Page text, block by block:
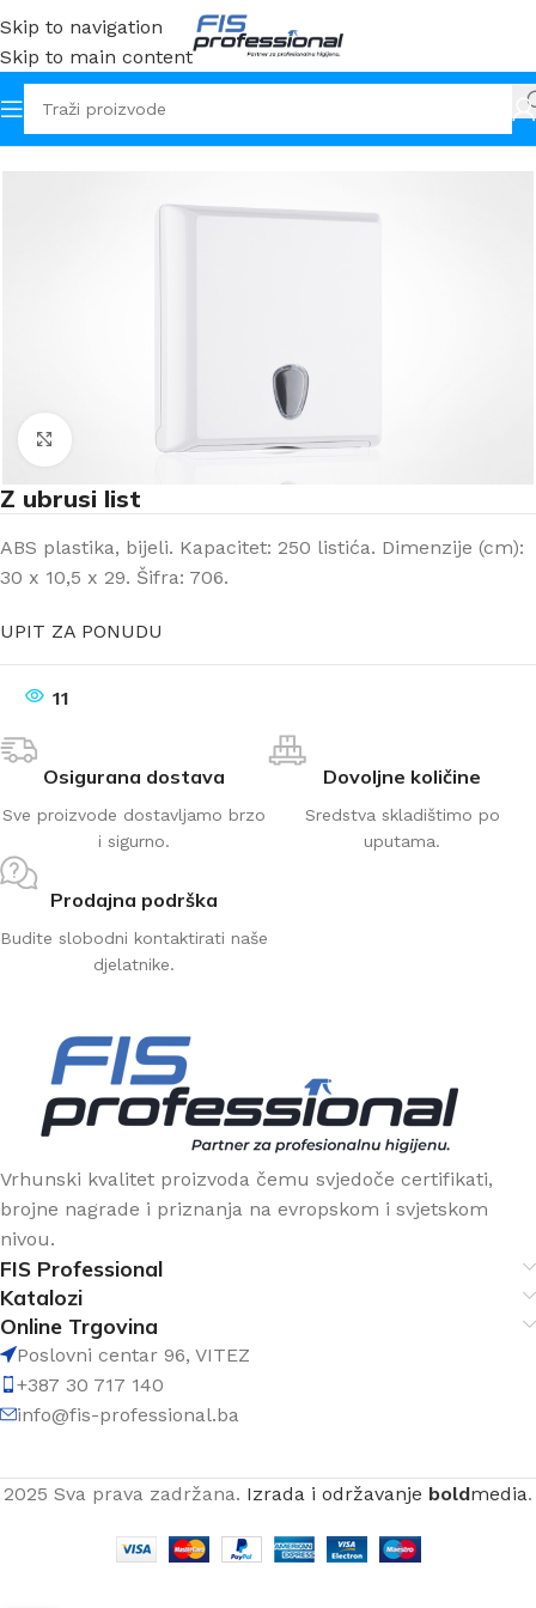
Skip to navigation
Skip to main content
Početna Ubrusi
Z ubrusi list
ABS plastika, bijeli. Kapacitet: 250 listića. Dimenzije (cm):
30 x 10,5 x 29. Šifra: 706.
UPIT ZA PONUDU
11
Osigurana dostava
Sve proizvode dostavljamo brzo
i sigurno.
Dovoljne količine
Sredstva skladištimo po
uputama.
Prodajna podrška
Budite slobodni kontaktirati naše
djelatnike.
Vrhunski kvalitet proizvoda čemu svjedoče certifikati,
brojne nagrade i priznanja na evropskom i svjetskom
nivou.
FIS Professional
Katalozi
Online Trgovina
Poslovni centar 96, VITEZ
+387 30 717 140
info@fis-professional.ba
2025 Sva prava zadržana. Izrada i održavanje boldmedia.